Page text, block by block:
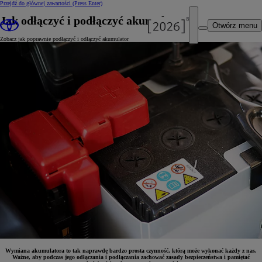
Przejdź do głównej zawartości (Press Enter)
Otwórz menu
Jak odłączyć i podłączyć akumulator?
Zobacz jak poprawnie podłączyć i odłączyć akumulator
Wymiana akumulatora to tak naprawdę bardzo prosta czynność, którą może wykonać każdy z nas.
Ważne, aby podczas jego odłączania i podłączania zachować zasady bezpieczeństwa i pamiętać